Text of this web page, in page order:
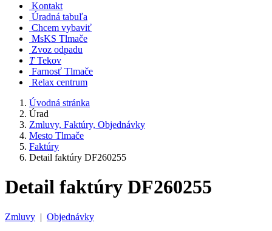
Kontakt
Úradná tabuľa
Chcem vybaviť
MsKS Tlmače
Zvoz odpadu
T Tekov
Farnosť Tlmače
Relax centrum
Úvodná stránka
Úrad
Zmluvy, Faktúry, Objednávky
Mesto Tlmače
Faktúry
Detail faktúry DF260255
Detail faktúry DF260255
Zmluvy | Objednávky